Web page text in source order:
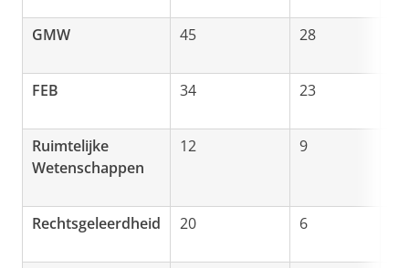
GMW 45 28
FEB 34 23
Ruimtelijke
Wetenschappen
12 9
Rechtsgeleerdheid 20 6